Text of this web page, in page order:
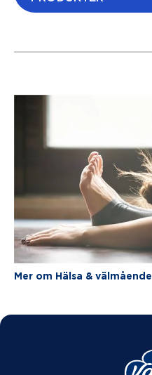
Mer om Hälsa & välmående